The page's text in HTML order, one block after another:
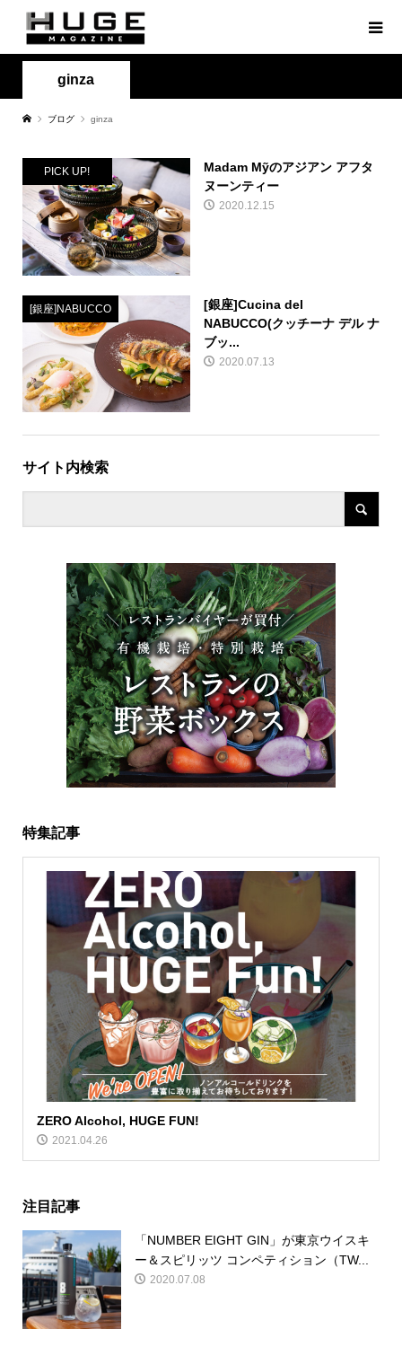
ginza
ブログ ginza
PICK UP!
Madam Mỹのアジアン アフタ
ヌーンティー
2020.12.15
[銀座]NABUCCO
[銀座]Cucina del
NABUCCO(クッチーナ デル ナ
ブッ...
2020.07.13
サイト内検索
特集記事
ZERO Alcohol, HUGE FUN!
2021.04.26
注目記事
「NUMBER EIGHT GIN」が東京ウイスキ
ー＆スピリッツ コンペティション（TW...
2020.07.08